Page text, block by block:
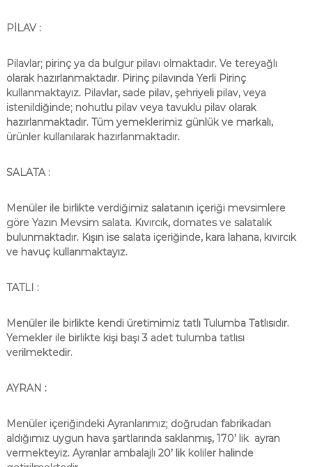
PİLAV :
Pilavlar; pirinç ya da bulgur pilavı olmaktadır. Ve tereyağlı
olarak hazırlanmaktadır. Pirinç pilavında Yerli Pirinç
kullanmaktayız. Pilavlar, sade pilav, şehriyeli pilav, veya
istenildiğinde; nohutlu pilav veya tavuklu pilav olarak
hazırlanmaktadır. Tüm yemeklerimiz günlük ve markalı,
ürünler kullanılarak hazırlanmaktadır.
SALATA :
Menüler ile birlikte verdiğimiz salatanın içeriği mevsimlere
göre Yazın Mevsim salata. Kıvırcık, domates ve salatalık
bulunmaktadır. Kışın ise salata içeriğinde, kara lahana, kıvırcık
ve havuç kullanmaktayız.
TATLI :
Menüler ile birlikte kendi üretimimiz tatlı Tulumba Tatlısıdır.
Yemekler ile birlikte kişi başı 3 adet tulumba tatlısı
verilmektedir.
AYRAN :
Menüler içeriğindeki Ayranlarımız; doğrudan fabrikadan
aldığımız uygun hava şartlarında saklanmış, 170’ lik ayran
vermekteyiz. Ayranlar ambalajlı 20’ lik koliler halinde